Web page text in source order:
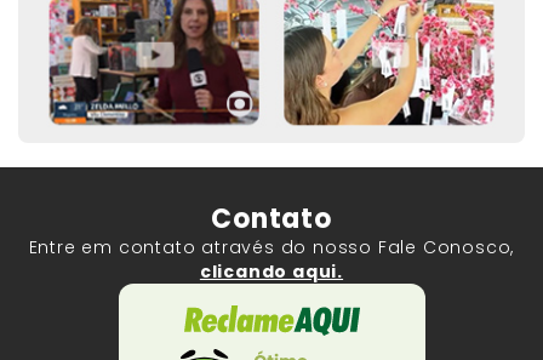
Contato
Entre em contato através do nosso Fale Conosco,
clicando aqui.